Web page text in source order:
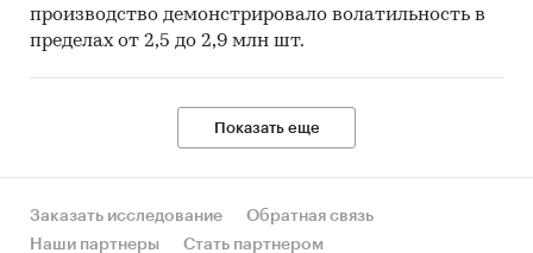
производство демонстрировало волатильность в
пределах от 2,5 до 2,9 млн шт.
Показать еще
Заказать исследование
Обратная связь
Наши партнеры
Стать партнером